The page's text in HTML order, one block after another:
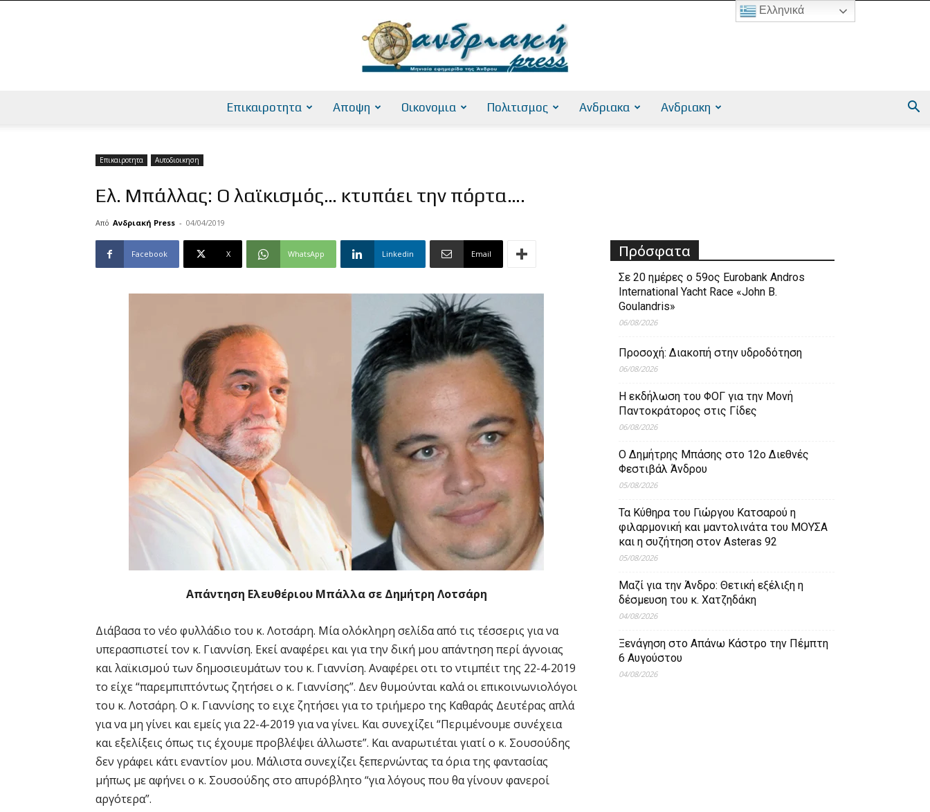
Επικαιροτητα Αποψη Οικονομια Πολιτισμος Ανδριακα Ανδριακη
Επικαιροτητα Αυτοδιοικηση
Ελ. Μπάλλας: Ο λαϊκισμός… κτυπάει την πόρτα….
Από Ανδριακή Press - 04/04/2019
Facebook X WhatsApp Linkedin Email
Απάντηση Eλευθέριου Μπάλλα σε Δημήτρη Λοτσάρη
Διάβασα το νέο φυλλάδιο του κ. Λοτσάρη. Μία ολόκληρη σελίδα από τις τέσσερις για να
υπερασπιστεί τον κ. Γιαννίση. Εκεί αναφέρει και για την δική μου απάντηση περί άγνοιας
και λαϊκισμού των δημοσιευμάτων του κ. Γιαννίση. Αναφέρει οτι το ντιμπέιτ της 22-4-2019
το είχε “παρεμπιπτόντως ζητήσει ο κ. Γιαννίσης”. Δεν θυμούνται καλά οι επικοινωνιολόγοι
του κ. Λοτσάρη. Ο κ. Γιαννίσης το ειχε ζητήσει για το τριήμερο της Καθαράς Δευτέρας απλά
για να μη γίνει και εμείς για 22-4-2019 για να γίνει. Και συνεχίζει “Περιμένουμε συνέχεια
και εξελίξεις όπως τις έχουμε προβλέψει άλλωστε”. Και αναρωτιέται γιατί ο κ. Σουσούδης
δεν γράφει κάτι εναντίον μου. Μάλιστα συνεχίζει ξεπερνώντας τα όρια της φαντασίας
μήπως με αφήνει ο κ. Σουσούδης στο απυρόβλητο “για λόγους που θα γίνουν φανεροί
αργότερα”.
Πρόσφατα
Σε 20 ημέρες ο 59ος Eurobank Andros
International Yacht Race «John B.
Goulandris»
06/08/2026
Προσοχή: Διακοπή στην υδροδότηση
06/08/2026
Η εκδήλωση του ΦΟΓ για την Μονή
Παντοκράτορος στις Γίδες
06/08/2026
Ο Δημήτρης Μπάσης στο 12ο Διεθνές
Φεστιβάλ Άνδρου
05/08/2026
Τα Κύθηρα του Γιώργου Κατσαρού η
φιλαρμονική και μαντολινάτα του ΜΟΥΣΑ
και η συζήτηση στον Asteras 92
05/08/2026
Μαζί για την Άνδρο: Θετική εξέλιξη η
δέσμευση του κ. Χατζηδάκη
04/08/2026
Ξενάγηση στο Απάνω Κάστρο την Πέμπτη
6 Αυγούστου
04/08/2026
Ελληνικά